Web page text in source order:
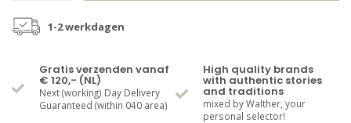
1-2 werkdagen
Gratis verzenden vanaf
€ 120,- (NL)
Next (working) Day Delivery
Guaranteed (within 040 area)
High quality brands
with authentic stories
and traditions
mixed by Walther, your
personal selector!